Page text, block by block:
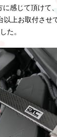
感じて頂けて、
以上お取付させ
た。